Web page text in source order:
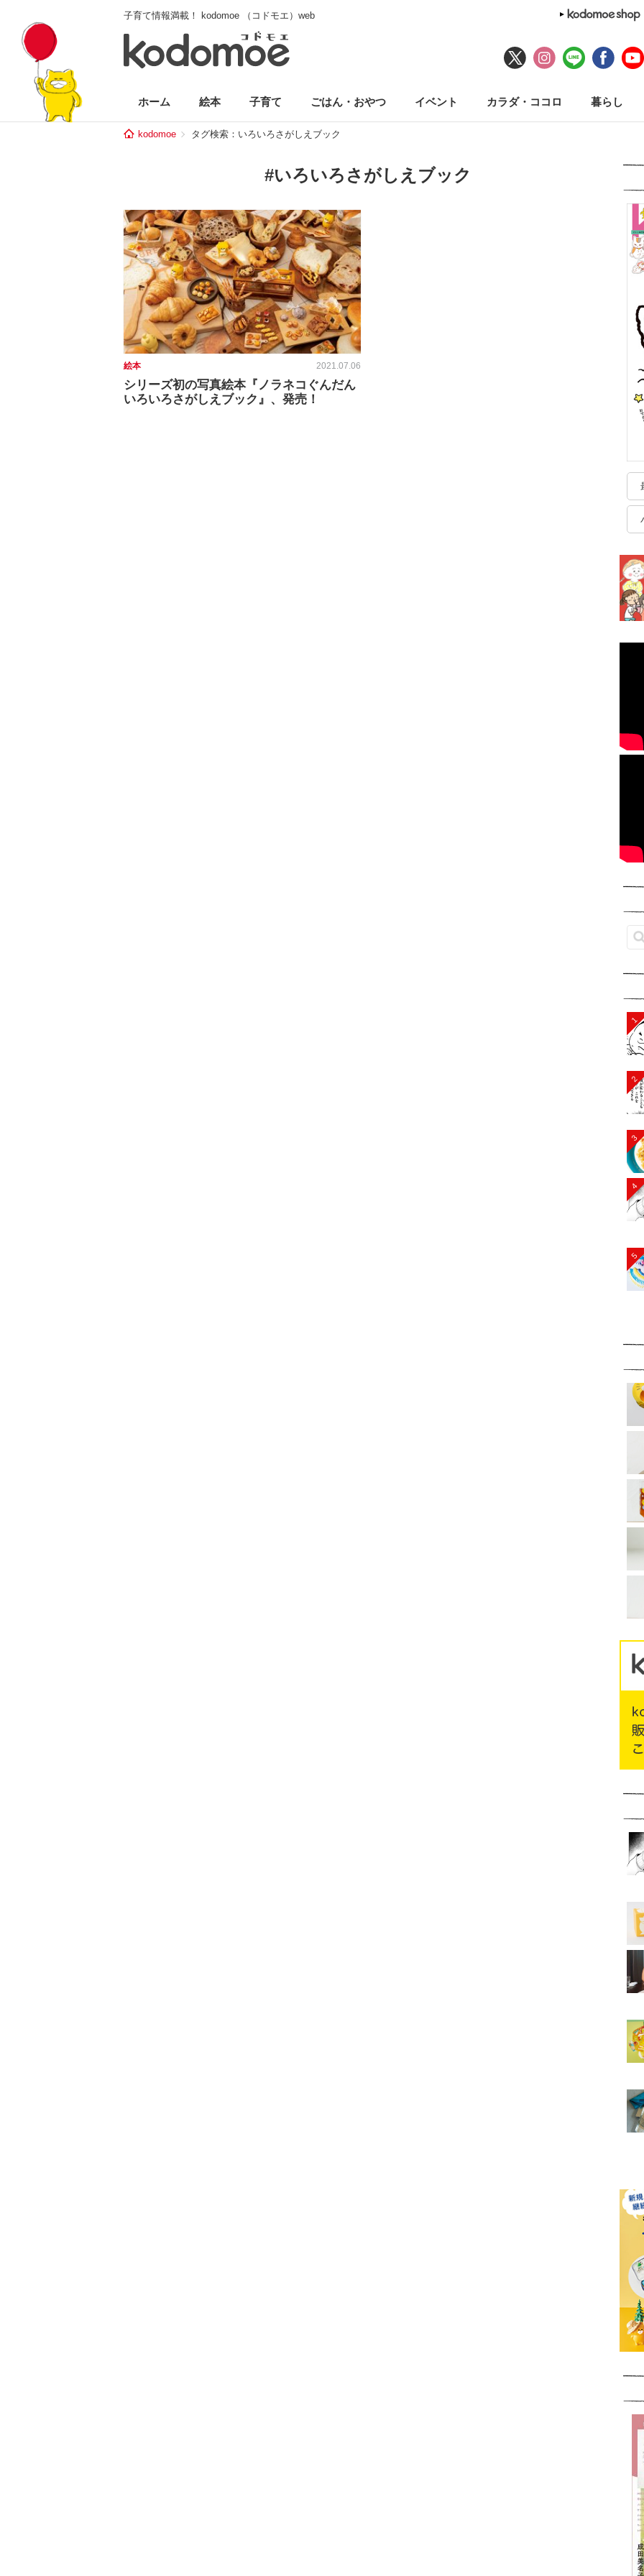
子育て情報満載！ kodomoe （コドモエ）web
ホーム 絵本 子育て ごはん・おやつ イベント カラダ・ココロ 暮らし
kodomoe タグ検索：いろいろさがしえブック
#いろいろさがしえブック
絵本 2021.07.06
シリーズ初の写真絵本『ノラネコぐんだん
いろいろさがしえブック』、発売！
1
2
3
4
5